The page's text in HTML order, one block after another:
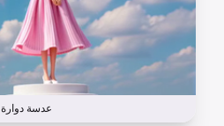
عدسة دوارة